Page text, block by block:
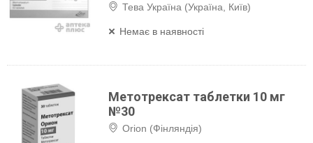
Тева Україна (Україна, Київ)
Немає в наявності
Метотрексат таблетки 10 мг
№30
Orion (Фінляндія)